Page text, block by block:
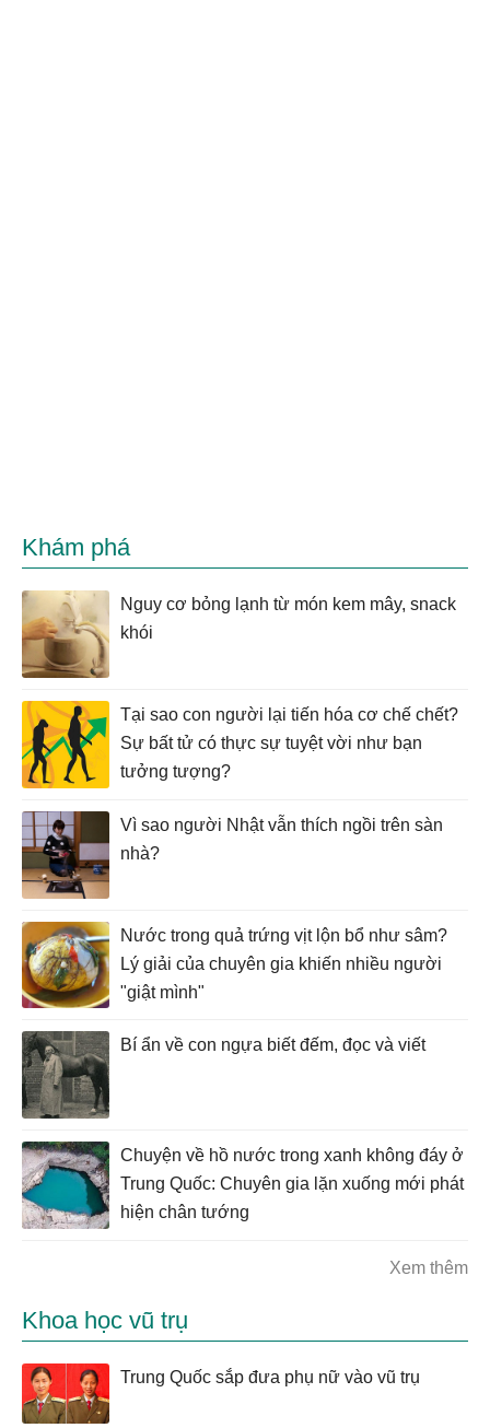
Khám phá
Nguy cơ bỏng lạnh từ món kem mây, snack
khói
Tại sao con người lại tiến hóa cơ chế chết?
Sự bất tử có thực sự tuyệt vời như bạn
tưởng tượng?
Vì sao người Nhật vẫn thích ngồi trên sàn
nhà?
Nước trong quả trứng vịt lộn bổ như sâm?
Lý giải của chuyên gia khiến nhiều người
"giật mình"
Bí ẩn về con ngựa biết đếm, đọc và viết
Chuyện về hồ nước trong xanh không đáy ở
Trung Quốc: Chuyên gia lặn xuống mới phát
hiện chân tướng
Xem thêm
Khoa học vũ trụ
Trung Quốc sắp đưa phụ nữ vào vũ trụ